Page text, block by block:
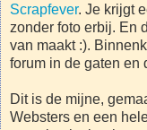
Scrapfever. Je krijgt
zonder foto erbij. En
van maakt :).
forum in de gaten en
Dit is de mijne,
Websters en een